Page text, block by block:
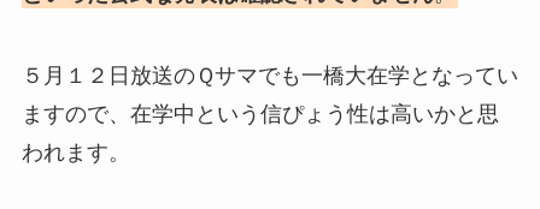
５月１２日放送のＱサマでも一橋大在学となってい
ますので、在学中という信ぴょう性は高いかと思
われます。